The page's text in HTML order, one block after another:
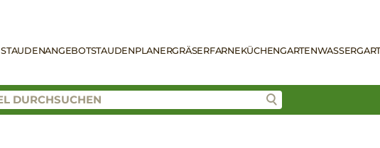
STAUDENANGEBOTSTAUDENPLANERGRÄSERFARNEKÜCHENGARTEN